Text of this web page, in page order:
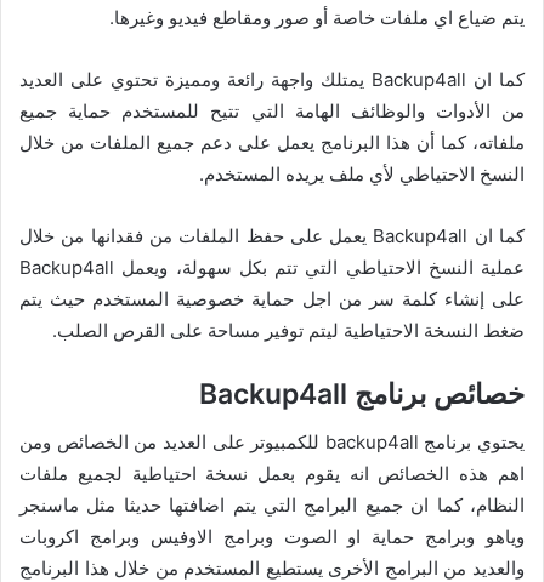
يتم ضياع اي ملفات خاصة أو صور ومقاطع فيديو وغيرها.
كما ان Backup4all يمتلك واجهة رائعة ومميزة تحتوي على العديد
من الأدوات والوظائف الهامة التي تتيح للمستخدم حماية جميع
ملفاته، كما أن هذا البرنامج يعمل على دعم جميع الملفات من خلال
النسخ الاحتياطي لأي ملف يريده المستخدم.
كما ان Backup4all يعمل على حفظ الملفات من فقدانها من خلال
عملية النسخ الاحتياطي التي تتم بكل سهولة، ويعمل Backup4all
على إنشاء كلمة سر من اجل حماية خصوصية المستخدم حيث يتم
ضغط النسخة الاحتياطية ليتم توفير مساحة على القرص الصلب.
خصائص برنامج Backup4all
يحتوي برنامج backup4all للكمبيوتر على العديد من الخصائص ومن
اهم هذه الخصائص انه يقوم بعمل نسخة احتياطية لجميع ملفات
النظام، كما ان جميع البرامج التي يتم اضافتها حديثا مثل ماسنجر
وياهو وبرامج حماية او الصوت وبرامج الاوفيس وبرامج اكروبات
والعديد من البرامج الأخرى يستطيع المستخدم من خلال هذا البرنامج